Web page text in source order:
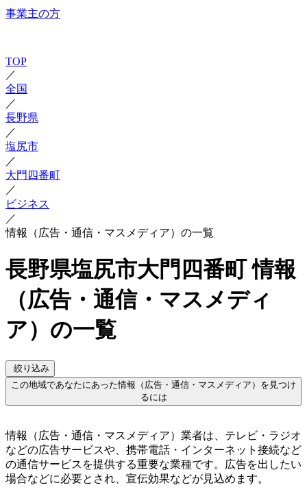
事業主の方
TOP
／
全国
／
長野県
／
塩尻市
／
大門四番町
／
ビジネス
／
情報（広告・通信・マスメディア）の一覧
長野県塩尻市大門四番町 情報
（広告・通信・マスメディ
ア）の一覧
絞り込み
この地域であなたにあった情報（広告・通信・マスメディア）を見つけ
るには
情報（広告・通信・マスメディア）業者は、テレビ・ラジオ
などの広告サービスや、携帯電話・インターネット接続など
の通信サービスを提供する重要な業種です。広告を出したい
場合などに必要とされ、宣伝効果などが見込めます。